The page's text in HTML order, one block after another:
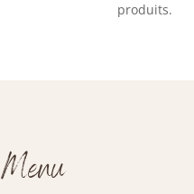
produits.
Menu